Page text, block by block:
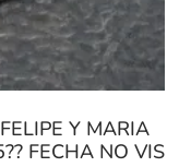
Y MARIA
FECHA NO VIS